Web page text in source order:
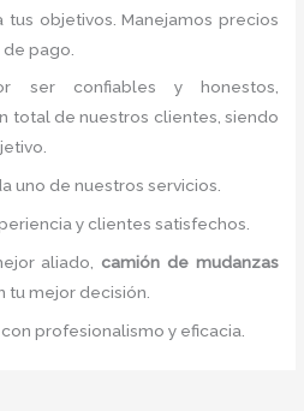
objetivos. Manejamos precios
pago.
ser confiables y honestos,
total de nuestros clientes, siendo
uno de nuestros servicios.
y clientes satisfechos.
aliado, camión de mudanzas
tu mejor decisión.
profesionalismo y eficacia.